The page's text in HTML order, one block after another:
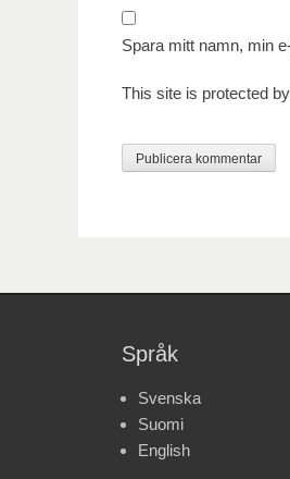
Spara mitt namn, min
This site is protected
Språk
Svenska
Suomi
English